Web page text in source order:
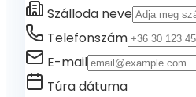
Szálloda neve
Telefonszám
E-mail
Túra dátuma